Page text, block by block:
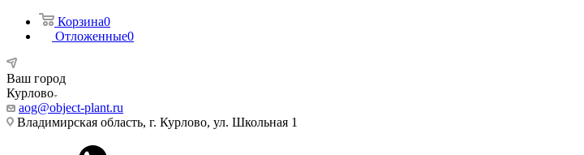
Корзина0
Отложенные0
Ваш город
Курлово
aog@object-plant.ru
Владимирская область, г. Курлово, ул. Школьная 1